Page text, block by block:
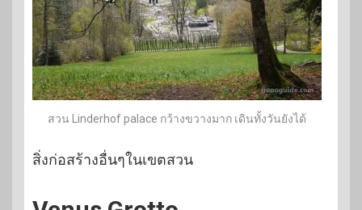
สวน Linderhof palace กว้างขวางมาก เดินทั้งวันยังได้
สิ่งก่อสร้างอื่นๆในเขตสวน